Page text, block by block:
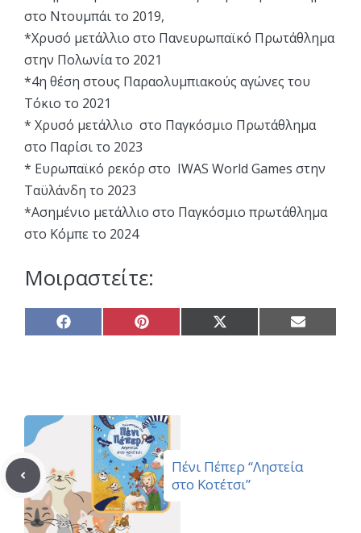
στο Ντουμπάι το 2019,
*Χρυσό μετάλλιο στο Πανευρωπαϊκό Πρωτάθλημα
στην Πολωνία το 2021
*4η θέση στους Παραολυμπιακούς αγώνες του
Τόκιο το 2021
* Χρυσό μετάλλιο στο Παγκόσμιο Πρωτάθλημα
στο Παρίσι το 2023
* Ευρωπαϊκό ρεκόρ στο IWAS World Games στην
Ταϋλάνδη το 2023
*Ασημένιο μετάλλιο στο Παγκόσμιο πρωτάθλημα
στο Κόμπε το 2024
Μοιραστείτε:
Share
on
Share
on
Share
on
Share
on
Πένι Πέπερ “Ληστεία
στο Κοτέτσι”